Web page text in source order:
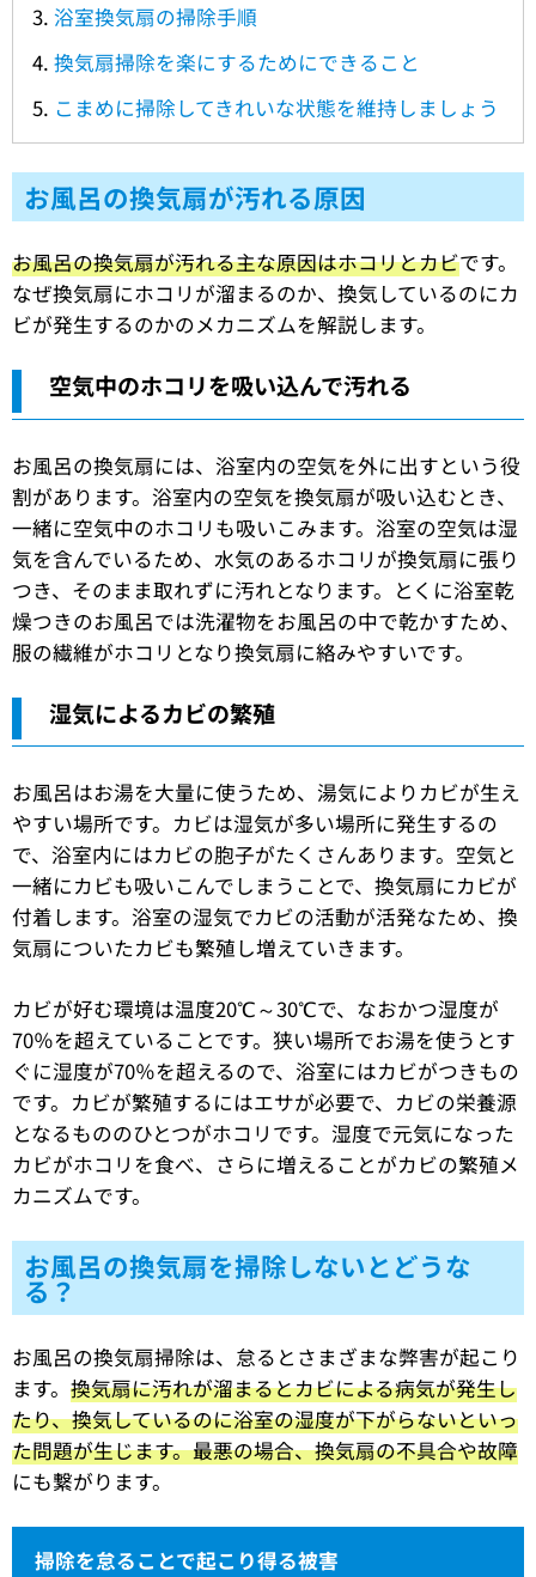
浴室換気扇の掃除手順
換気扇掃除を楽にするためにできること
こまめに掃除してきれいな状態を維持しましょう
お風呂の換気扇が汚れる原因
お風呂の換気扇が汚れる主な原因はホコリとカビです。
なぜ換気扇にホコリが溜まるのか、換気しているのにカ
ビが発生するのかのメカニズムを解説します。
空気中のホコリを吸い込んで汚れる
お風呂の換気扇には、浴室内の空気を外に出すという役
割があります。浴室内の空気を換気扇が吸い込むとき、
一緒に空気中のホコリも吸いこみます。浴室の空気は湿
気を含んでいるため、水気のあるホコリが換気扇に張り
つき、そのまま取れずに汚れとなります。とくに浴室乾
燥つきのお風呂では洗濯物をお風呂の中で乾かすため、
服の繊維がホコリとなり換気扇に絡みやすいです。
湿気によるカビの繁殖
お風呂はお湯を大量に使うため、湯気によりカビが生え
やすい場所です。カビは湿気が多い場所に発生するの
で、浴室内にはカビの胞子がたくさんあります。空気と
一緒にカビも吸いこんでしまうことで、換気扇にカビが
付着します。浴室の湿気でカビの活動が活発なため、換
気扇についたカビも繁殖し増えていきます。
カビが好む環境は温度20℃～30℃で、なおかつ湿度が
70％を超えていることです。狭い場所でお湯を使うとす
ぐに湿度が70％を超えるので、浴室にはカビがつきもの
です。カビが繁殖するにはエサが必要で、カビの栄養源
となるもののひとつがホコリです。湿度で元気になった
カビがホコリを食べ、さらに増えることがカビの繁殖メ
カニズムです。
お風呂の換気扇を掃除しないとどうな
る？
お風呂の換気扇掃除は、怠るとさまざまな弊害が起こり
ます。 換気扇に汚れが溜まるとカビによる病気が発生し
たり、換気しているのに浴室の湿度が下がらないといっ
た問題が生じます。最悪の場合、換気扇の不具合や故障
にも繋がります。
掃除を怠ることで起こり得る被害